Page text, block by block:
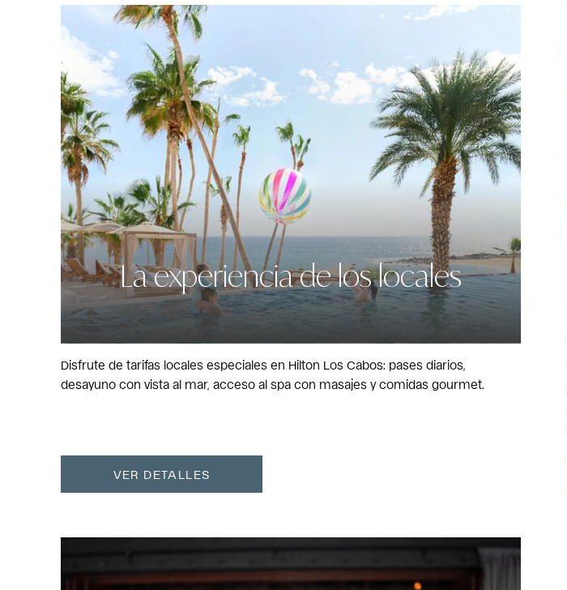
La experiencia de los locales
Disfrute de tarifas locales especiales en Hilton Los Cabos: pases diarios,
desayuno con vista al mar, acceso al spa con masajes y comidas gourmet.
VER DETALLES